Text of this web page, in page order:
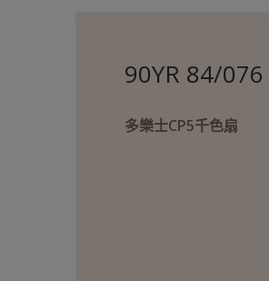
90YR 84/
多樂士CP5千色扇